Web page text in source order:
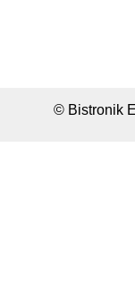
© Bistronik